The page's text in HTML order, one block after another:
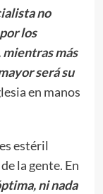
no
los
más
será su
en manos
estéril
la gente. En
ni nada